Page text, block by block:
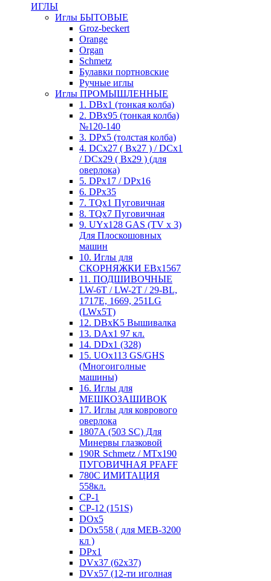
ИГЛЫ
Иглы БЫТОВЫЕ
Groz-beckert
Orange
Organ
Schmetz
Булавки портновские
Ручные иглы
Иглы ПРОМЫШЛЕННЫЕ
1. DBx1 (тонкая колба)
2. DBx95 (тонкая колба)
№120-140
3. DPx5 (толстая колба)
4. DCx27 ( Bx27 ) / DCx1
/ DCx29 ( Bx29 ) (для
оверлока)
5. DPx17 / DPx16
6. DPx35
7. TQx1 Пуговичная
8. TQx7 Пуговичная
9. UYx128 GAS (TV x 3)
Для Плоскошовных
машин
10. Иглы для
СКОРНЯЖКИ EBx1567
11. ПОДШИВОЧНЫЕ
LW-6T / LW-2T / 29-BL,
1717E, 1669, 251LG
(LWx5T)
12. DBxK5 Вышивалка
13. DAx1 97 кл.
14. DDx1 (328)
15. UOx113 GS/GHS
(Многоиголные
машины)
16. Иглы для
МЕШКОЗАШИВОК
17. Иглы для коврового
оверлока
1807А (503 SC) Для
Минервы глазковой
190R Schmetz / MTx190
ПУГОВИЧНАЯ PFAFF
780С ИМИТАЦИЯ
558кл.
CP-1
CP-12 (151S)
DOx5
DOx558 ( для MEB-3200
кл )
DPx1
DVx37 (62x37)
DVx57 (12-ти иголная